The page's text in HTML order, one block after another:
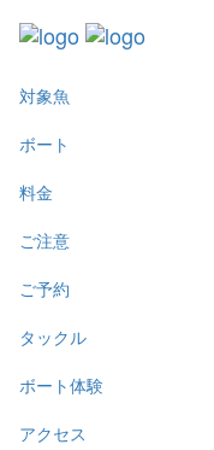
対象魚
ボート
料金
ご注意
ご予約
タックル
ボート体験
アクセス